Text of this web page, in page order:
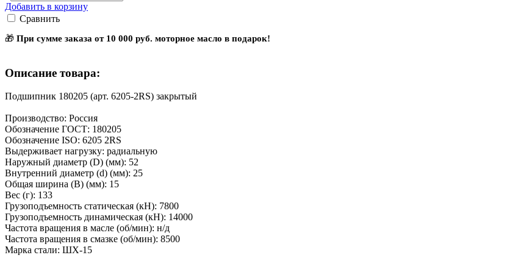
Добавить в корзину
Сравнить
🎁 При сумме заказа от 10 000 руб. моторное масло в подарок!
Описание товара:
Подшипник 180205 (арт. 6205-2RS) закрытый
Производство: Россия
Обозначение ГОСТ: 180205
Обозначение ISO: 6205 2RS
Выдерживает нагрузку: радиальную
Наружный диаметр (D) (мм): 52
Внутренний диаметр (d) (мм): 25
Общая ширина (B) (мм): 15
Вес (г): 133
Грузоподъемность статическая (кH): 7800
Грузоподъемность динамическая (кH): 14000
Частота вращения в масле (об/мин): н/д
Частота вращения в смазке (об/мин): 8500
Марка стали: ШХ-15